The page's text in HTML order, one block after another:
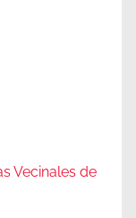
Vecinales de